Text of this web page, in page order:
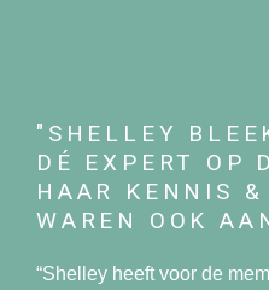
"SHELLEY
DÉ EXPERT OP
HAAR KENNIS
WAREN OOK
“Shelley heeft voor de